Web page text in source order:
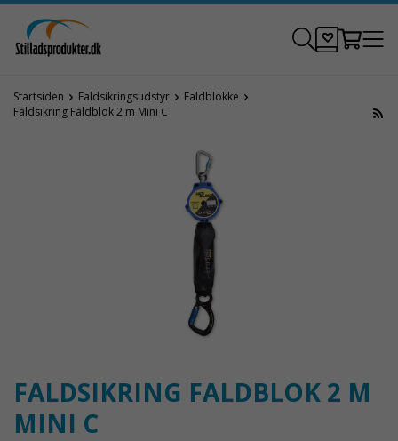
Startsiden Faldsikringsudstyr
Faldblokke
Faldsikring Faldblok 2 m Mini C
FALDSIKRING FALDBLOK 2 M
MINI C